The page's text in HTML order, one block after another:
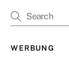
WERBUNG